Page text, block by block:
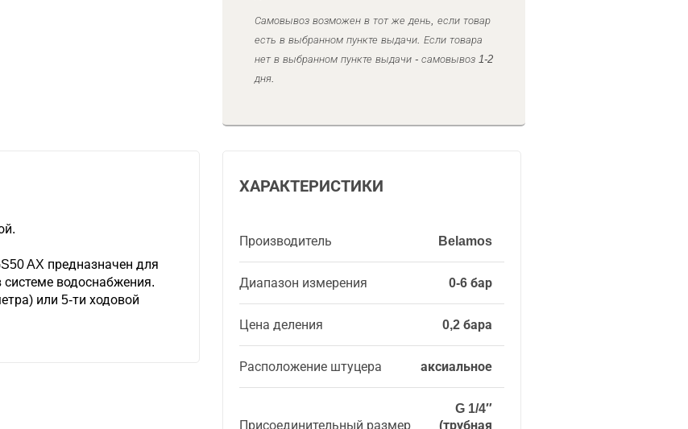
Самовывоз возможен в тот же день, если товар
есть в выбранном пункте выдачи. Если товара
нет в выбранном пункте выдачи - самовывоз 1-2
дня.
ХАРАКТЕРИСТИКИ
Производитель Belamos
Диапазон измерения 0-6 бар
Цена деления 0,2 бара
Расположение штуцера аксиальное
Присоединительный размер
G 1/4″
(трубная
AX предназначен для
водоснабжения.
или 5-ти ходовой